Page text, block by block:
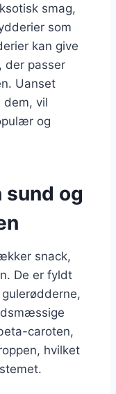
smag,
som
kan give
der passer
Uanset
vil
og
sund og
snack,
De er fyldt
caroten,
hvilket